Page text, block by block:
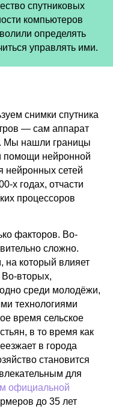
спутниковых
компьютеров
определять
управлять ими.
снимки спутника
— сам аппарат
Мы нашли границы
помощи нейронной
нейронных сетей
х годах, отчасти
процессоров
факторов. Во-
сложно.
на который влияет
Во-вторых,
среди молодёжи,
технологиями
время сельское
в то время как
в города
становится
для
официальной
до 35 лет